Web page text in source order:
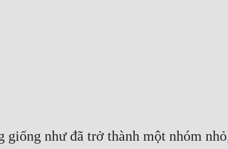
giống như đã trở thành một nhóm